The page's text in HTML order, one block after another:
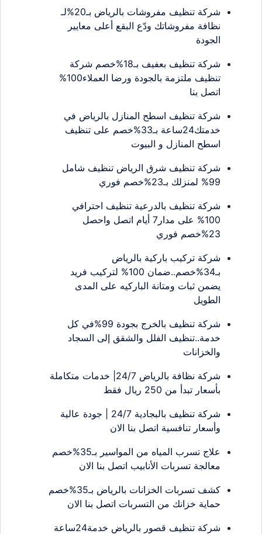
شركة تنظيف مفروشات بالرياض بـ20%لـ
نظافة مفروشاتك ودّع البقع أعلى معايير
الجودة
شركة تنظيف بعفيف بـ18%خصم شركة
تنظيف ملتزمة بالجودة ورضا العملاء100%
اتصل بنا
شركة تنظيف اسطح المنازل بالرياض في
خدمتك24ساعة بـ33%خصم على تنظيف
اسطح المنازل و البيوت
شركة تنظيف شرق الرياض تنظيف شامل
99% لمنزلك بـ23%خصم فوري
شركة تنظيف بالدرعية تنظيف احترافي
100% على مدار7 أيام اتصل واحصل
23%خصم فوري
شركة تركيب باركية بالرياض
بـ34%خصم..ضمان 100% لتركيب فريد
يضمن ثبات ومتانة الباركيه على المدى
الطويل
شركة تنظيف بالخرج بجودة 99%في كل
خدمة..تنظيف الفلل والشقق إلى السجاد
والخزانات
شركة نظافة بالرياض 24/7| خدمات متكاملة
بأسعار تبدأ من 250 ريال فقط
شركة تنظيف بالبجادية 24/7 | جودة عالية
وأسعار تنافسية اتصل بنا الان
علاج تسرب المياه من المواسير بـ35%خصم
معالجة تسربات الأنابيب اتصل بنا الان
كشف تسربات الخزانات بالرياض بـ35%خصم
حماية خزانك من التسربات اتصل بنا الان
شركة تنظيف قصور بالرياض خدمة24ساعة